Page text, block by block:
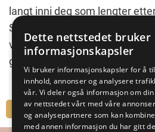
langt inni deg som lengter
Som både ønsker og håper å
vet at du har det godt når du
gleder på en behagelig, lett
La oss sammen
Dette nettstedet bruker
informasjonskapsler
Vi bruker informasjonskapsler for å
innhold, annonser og analysere
vår. Vi deler også informasjon om
av nettstedet vårt med våre
og analysepartnere som kan
med annen informasjon du har gitt